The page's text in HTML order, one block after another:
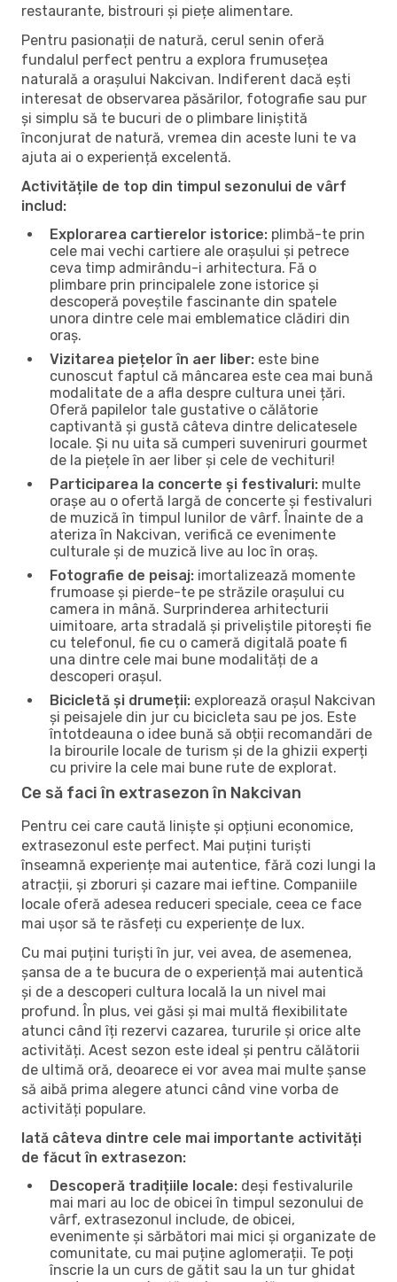
restaurante, bistrouri și piețe alimentare.
Pentru pasionații de natură, cerul senin oferă
fundalul perfect pentru a explora frumusețea
naturală a orașului Nakcivan. Indiferent dacă ești
interesat de observarea păsărilor, fotografie sau pur
și simplu să te bucuri de o plimbare liniștită
înconjurat de natură, vremea din aceste luni te va
ajuta ai o experiență excelentă.
Activitățile de top din timpul sezonului de vârf
includ:
Explorarea cartierelor istorice: plimbă-te prin
cele mai vechi cartiere ale orașului și petrece
ceva timp admirându-i arhitectura. Fă o
plimbare prin principalele zone istorice și
descoperă poveștile fascinante din spatele
unora dintre cele mai emblematice clădiri din
oraș.
Vizitarea piețelor în aer liber: este bine
cunoscut faptul că mâncarea este cea mai bună
modalitate de a afla despre cultura unei țări.
Oferă papilelor tale gustative o călătorie
captivantă și gustă câteva dintre delicatesele
locale. Și nu uita să cumperi suveniruri gourmet
de la piețele în aer liber și cele de vechituri!
Participarea la concerte și festivaluri: multe
orașe au o ofertă largă de concerte și festivaluri
de muzică în timpul lunilor de vârf. Înainte de a
ateriza în Nakcivan, verifică ce evenimente
culturale și de muzică live au loc în oraș.
Fotografie de peisaj: imortalizează momente
frumoase și pierde-te pe străzile orașului cu
camera in mână. Surprinderea arhitecturii
uimitoare, arta stradală și priveliștile pitorești fie
cu telefonul, fie cu o cameră digitală poate fi
una dintre cele mai bune modalități de a
descoperi orașul.
Bicicletă și drumeții: explorează orașul Nakcivan
și peisajele din jur cu bicicleta sau pe jos. Este
întotdeauna o idee bună să obții recomandări de
la birourile locale de turism și de la ghizii experți
cu privire la cele mai bune rute de explorat.
Ce să faci în extrasezon în Nakcivan
Pentru cei care caută liniște și opțiuni economice,
extrasezonul este perfect. Mai puțini turiști
înseamnă experiențe mai autentice, fără cozi lungi la
atracții, și zboruri și cazare mai ieftine. Companiile
locale oferă adesea reduceri speciale, ceea ce face
mai ușor să te răsfeți cu experiențe de lux.
Cu mai puțini turiști în jur, vei avea, de asemenea,
șansa de a te bucura de o experiență mai autentică
și de a descoperi cultura locală la un nivel mai
profund. În plus, vei găsi și mai multă flexibilitate
atunci când îți rezervi cazarea, tururile și orice alte
activități. Acest sezon este ideal și pentru călătorii
de ultimă oră, deoarece ei vor avea mai multe șanse
să aibă prima alegere atunci când vine vorba de
activități populare.
Iată câteva dintre cele mai importante activități
de făcut în extrasezon:
Descoperă tradițiile locale: deși festivalurile
mai mari au loc de obicei în timpul sezonului de
vârf, extrasezonul include, de obicei,
evenimente și sărbători mai mici și organizate de
comunitate, cu mai puține aglomerații. Te poți
înscrie la un curs de gătit sau la un tur ghidat